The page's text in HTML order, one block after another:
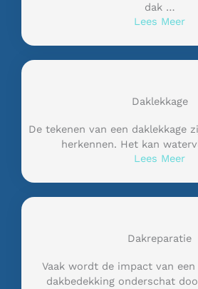
dak …
Lees Meer
Daklekkage
De tekenen van een daklekkage
herkennen. Het kan
Lees Meer
Dakreparatie
Vaak wordt de impact van
dakbedekking onderschat